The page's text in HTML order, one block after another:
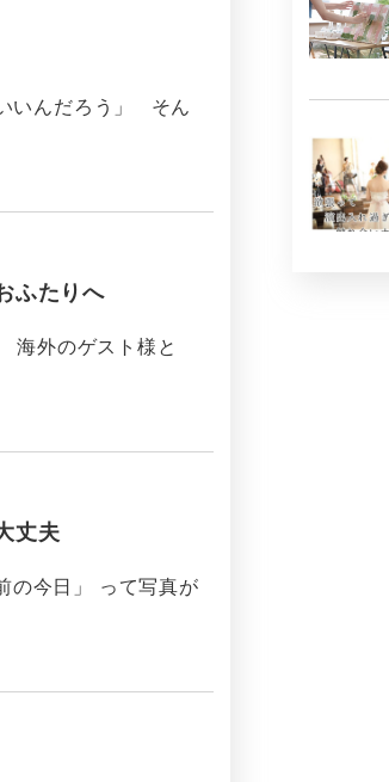
いんだろう」 そん
ふたりへ
外のゲスト様と
丈夫
今日」 って写真が